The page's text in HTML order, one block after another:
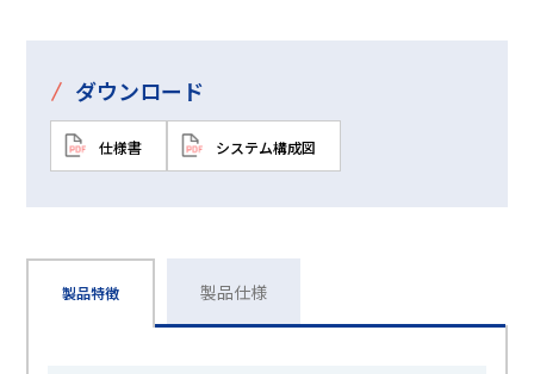
/ ダウンロード
仕様書 システム構成図
製品特徴 製品仕様